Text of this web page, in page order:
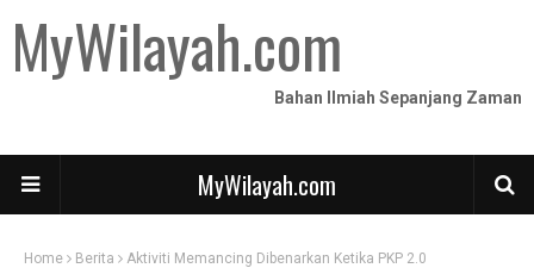
MyWilayah.com
Bahan Ilmiah Sepanjang Zaman
MyWilayah.com
Home Berita Aktiviti Memancing Dibenarkan Ketika PKP 2.0